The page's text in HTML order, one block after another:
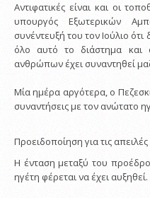
Αντιφατικές είναι και οι
υπουργός Εξωτερικών
συνέντευξή του τον Ιούλιο
όλο αυτό το διάστημα και
ανθρώπων έχει συναντηθεί
Μία ημέρα αργότερα, ο
συναντήσεις με τον ανώτατο
Προειδοποίηση για τις
Η ένταση μεταξύ του
ηγέτη φέρεται να έχει αυξηθεί.